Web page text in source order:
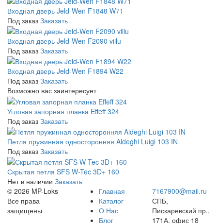
Входная дверь Jeld-Wen F1848 W71
Под заказ Заказать
Входная дверь Jeld-Wen F2090 viilu
Под заказ Заказать
Входная дверь Jeld-Wen F1894 W22
Под заказ Заказать
Возможно вас заинтересует
Угловая запорная планка Effeff 324
Под заказ Заказать
Петля пружинная односторонняя Aldeghi Luigi 103 IN
Под заказ Заказать
Скрытая петля SFS W-Tec 3D+ 160
Нет в наличии Заказать
© 2026 MP-Loks
Все права
защищены
Главная
Каталог
О Нас
Блог
7167900@mail.ru
СПБ,
Пискаревский пр.,
171А, офис 18